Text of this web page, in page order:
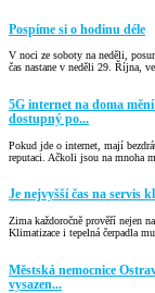
Pospíme si o hodinu déle
V noci ze soboty na neděli,
čas nastane v neděli 29. Října,
5G internet na doma
dostupný po...
Pokud jde o internet, mají
reputaci. Ačkoli jsou na mnoha
Je nejvyšší čas na servis
Zima každoročně prověří nejen
Klimatizace i tepelná čerpadla
Městská nemocnice
vysazen...